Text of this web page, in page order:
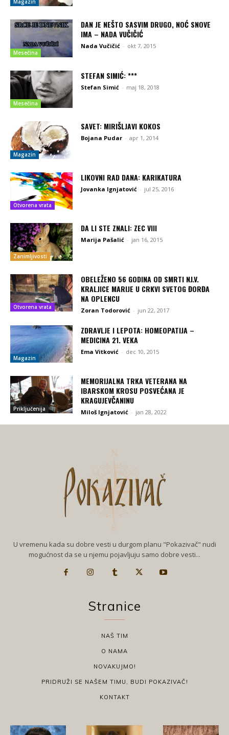
Magazin
Mesečina
DAN JE NEŠTO SASVIM DRUGO, NOĆ SNOVE
IMA – NADA VUČIČIĆ
Nada Vučičić - okt 7, 2015
Mesečina
STEFAN SIMIĆ: ***
Stefan Simić - maj 18, 2018
Magazin
SAVET: MIRIŠLJAVI KOKOS
Bojana Pudar - apr 1, 2014
Otvorena vrata
LIKOVNI RAD DANA: KARIKATURA
Jovanka Ignjatović - jul 25, 2016
Zanimljivosti
DA LI STE ZNALI: ZEC VIII
Marija Pašalić - jan 16, 2015
Otvorena vrata
OBELEŽENO 56 GODINA OD SMRTI NJ.V.
KRALJICE MARIJE U CRKVI SVETOG ĐORĐA
NA OPLENCU
Zoran Todorović - jun 22, 2017
Magazin
ZDRAVLJE I LEPOTA: HOMEOPATIJA –
MEDICINA 21. VEKA
Ema Vitković - dec 10, 2015
Priključenija
MEMORIJALNA TRKA VETERANA NA
IBARSKOM KROSU POSVEĆANA JE
KRAGUJEVČANINU
Miloš Ignjatović - jan 28, 2022
U vremenu kada su dobre vesti u durgom planu "Pokazivač" nudi
mogućnost da se u njemu pojavljuju samo dobre vesti...
Stranice
NAŠ TIM
O NAMA
NOVAKUJMO!
PRIDRUŽI SE NAŠEM TIMU, BUDI POKAZIVAČ!
KONTAKT